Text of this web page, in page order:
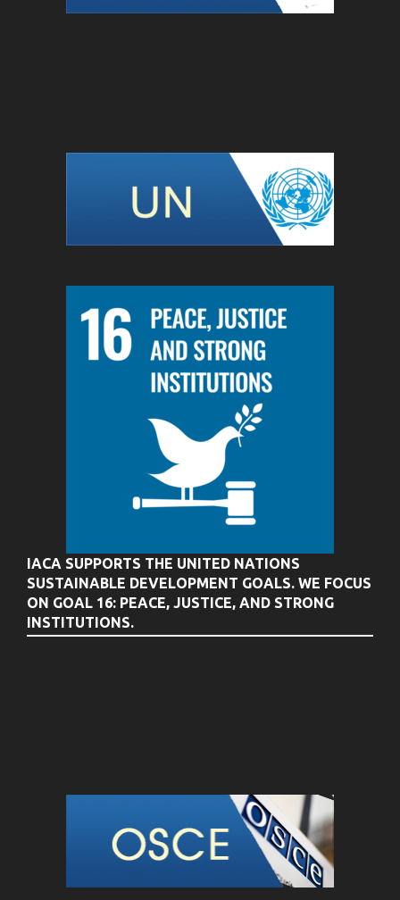
IACA SUPPORTS THE UNITED NATIONS
SUSTAINABLE DEVELOPMENT GOALS. WE FOCUS
ON GOAL 16: PEACE, JUSTICE, AND STRONG
INSTITUTIONS.